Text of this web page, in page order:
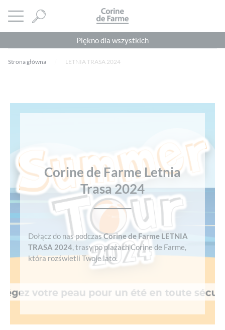
Otwórz menu CORINE DE FARME
Piękno dla wszystkich
Strona główna LETNIA TRASA 2024
Corine de Farme Letnia
Trasa 2024
Dołącz do nas podczasCorine de Farme LETNIA
TRASA 2024, trasy po plażach Corine de Farme,
która rozświetli Twoje lato.